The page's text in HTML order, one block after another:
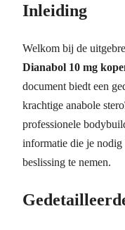
Inleiding
Welkom bij de
Dianabol 10 mg
document biedt een
krachtige anabole
professionele
informatie die je
beslissing te nemen.